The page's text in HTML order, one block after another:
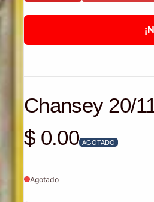
Chansey 20/
Precio habitual
$ 0.00 AGOTADO
Agotado